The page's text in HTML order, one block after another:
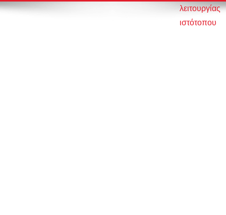
λειτουργίας
ιστότοπου